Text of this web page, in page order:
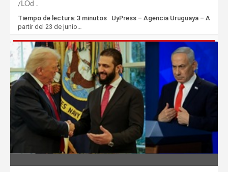
LOd .
Tiempo de lectura: 3 minutos UyPress – Agencia Uruguaya – A
partir del 23 de junio…